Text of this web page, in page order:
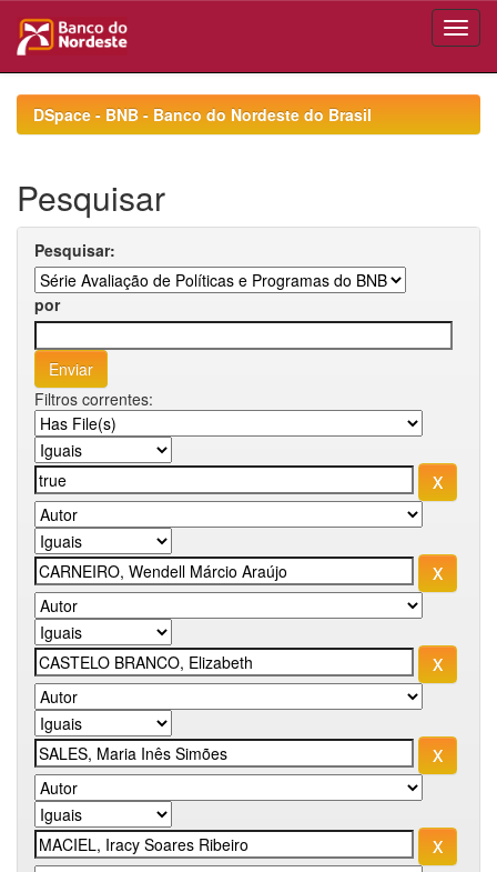
navigationDSpace - BNB - Banco do Nordeste do Brasil
Pesquisar
Pesquisar:
por
Filtros correntes: